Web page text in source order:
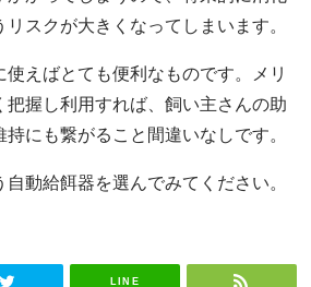
スクが大きくなってしまいます。
使えばとても便利なものです。メリ
把握し利用すれば、飼い主さんの助
にも繋がること間違いなしです。
動給餌器を選んでみてください。
LINE